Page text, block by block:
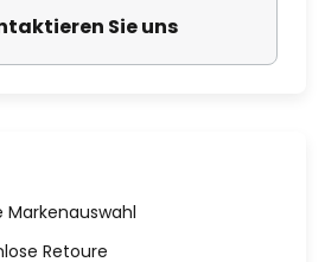
Sie uns
Markenauswahl
Retoure